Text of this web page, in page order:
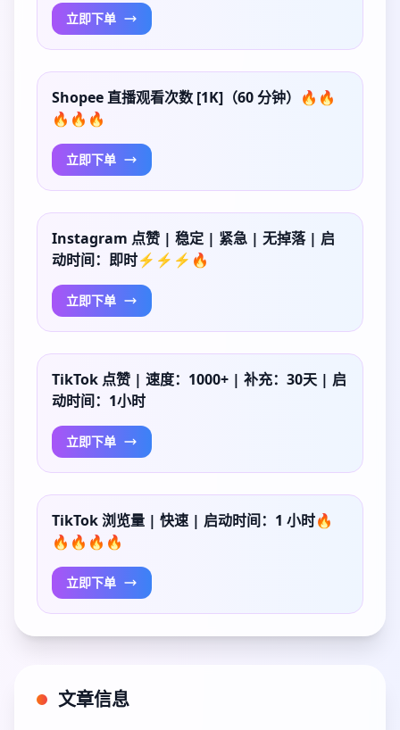
立即下单
Shopee 直播观看次数 [1K]（60 分钟）🔥🔥
🔥🔥🔥
立即下单
Instagram 点赞 | 稳定 | 紧急 | 无掉落 | 启
动时间：即时⚡⚡⚡🔥
立即下单
TikTok 点赞 | 速度：1000+ | 补充：30天 | 启
动时间：1小时
立即下单
TikTok 浏览量 | 快速 | 启动时间：1 小时🔥
🔥🔥🔥🔥
立即下单
文章信息